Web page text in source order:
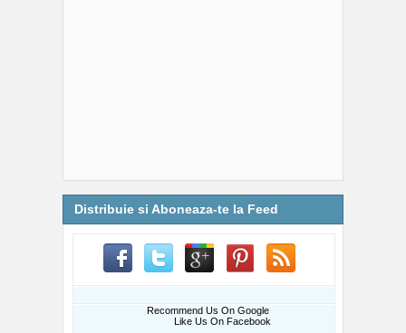
Distribuie si Aboneaza-te la Feed
Recommend Us On Google
Like Us On Facebook